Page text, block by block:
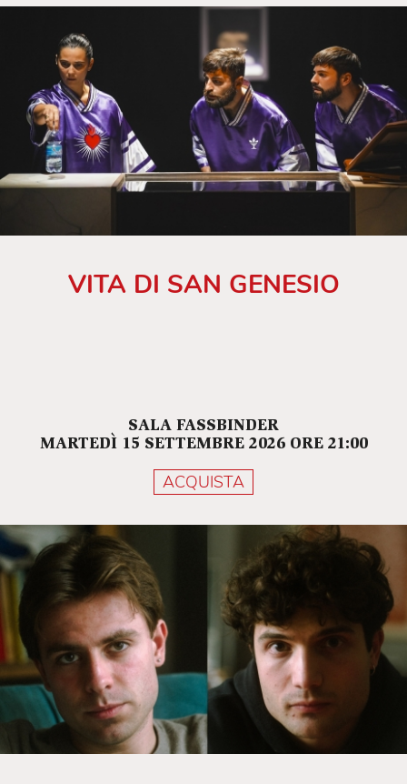
VITA DI SAN GENESIO
SALA FASSBINDER
MARTEDÌ 15 SETTEMBRE 2026 ORE 21:00
ACQUISTA